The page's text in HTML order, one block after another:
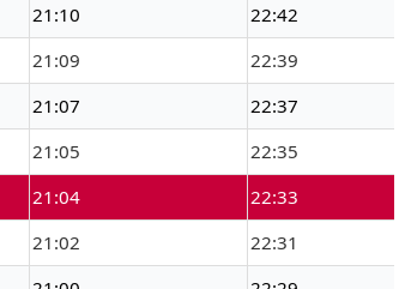
21:10
22:42
21:09
22:39
21:07
22:37
21:05
22:35
21:04
22:33
21:02
22:31